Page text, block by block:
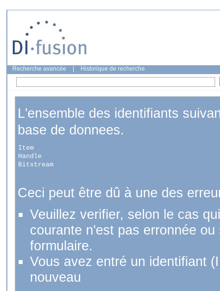
Recherche avancée Historique de recherche
L'ensemble des identifiants
base de donnees.
Item
Handle
Bitstream
Ceci peut être dû à une des
Veuillez verifier, selon le cas
courante n'est pas erronnée
formulaire.
Vous avez entré un identifiant
nouveau